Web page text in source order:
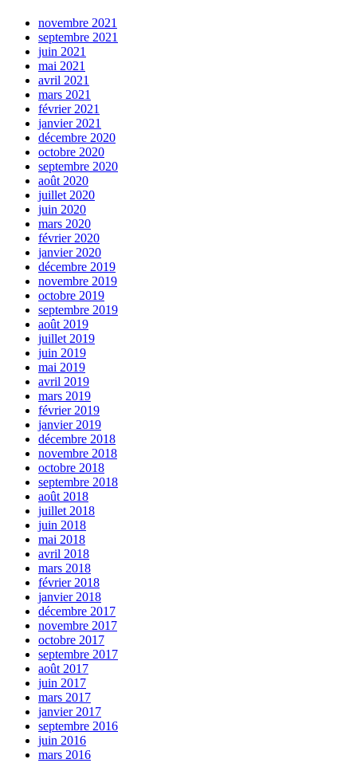
novembre 2021
septembre 2021
juin 2021
mai 2021
avril 2021
mars 2021
février 2021
janvier 2021
décembre 2020
octobre 2020
septembre 2020
août 2020
juillet 2020
juin 2020
mars 2020
février 2020
janvier 2020
décembre 2019
novembre 2019
octobre 2019
septembre 2019
août 2019
juillet 2019
juin 2019
mai 2019
avril 2019
mars 2019
février 2019
janvier 2019
décembre 2018
novembre 2018
octobre 2018
septembre 2018
août 2018
juillet 2018
juin 2018
mai 2018
avril 2018
mars 2018
février 2018
janvier 2018
décembre 2017
novembre 2017
octobre 2017
septembre 2017
août 2017
juin 2017
mars 2017
janvier 2017
septembre 2016
juin 2016
mars 2016